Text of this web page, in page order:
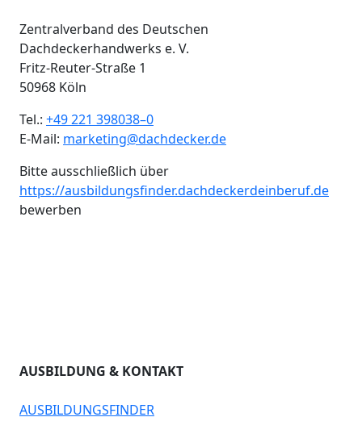
Zentralverband des Deutschen
Dachdeckerhandwerks e. V.
Fritz-Reuter-Straße 1
50968 Köln
Tel.: +49 221 398038–0
E-Mail: marketing@dachdecker.de
Bitte ausschließlich über
https://ausbildungsfinder.dachdeckerdeinberuf.de
bewerben
AUSBILDUNG & KONTAKT
AUSBILDUNGSFINDER